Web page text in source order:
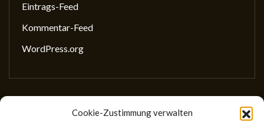
Cookie-Zustimmung verwalten
Eintrags-Feed
Kommentar-Feed
WordPress.org
Gesellschaft für wissenschaftliches Schreiben